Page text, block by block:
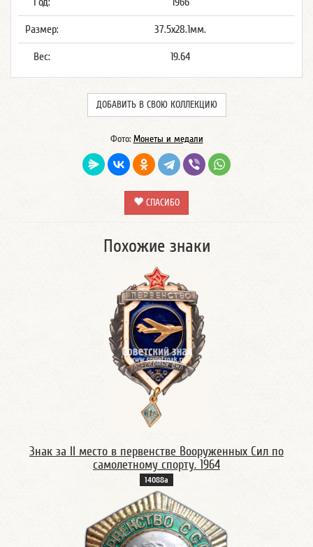
Размер: 37.5x28.1мм.
Вес: 19.64
ДОБАВИТЬ В СВОЮ КОЛЛЕКЦИЮ
Фото: Монеты и медали
СПАСИБО
Похожие знаки
Знак за II место в первенстве Вооруженных Сил по
самолетному спорту. 1964
14088а